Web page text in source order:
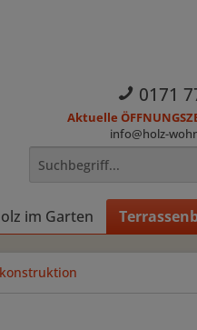
0171
Aktuelle
info@holz-
im Garten